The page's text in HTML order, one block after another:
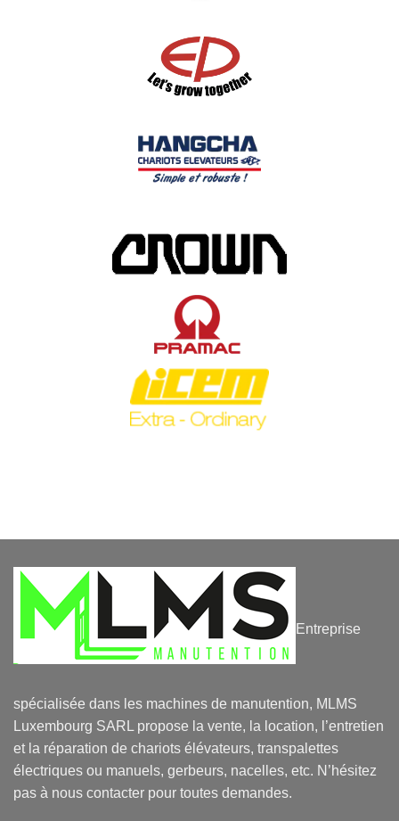
Entreprise
spécialisée dans les machines de manutention, MLMS
Luxembourg SARL propose la vente, la location, l’entretien
et la réparation de chariots élévateurs, transpalettes
électriques ou manuels, gerbeurs, nacelles, etc. N’hésitez
pas à nous contacter pour toutes demandes.